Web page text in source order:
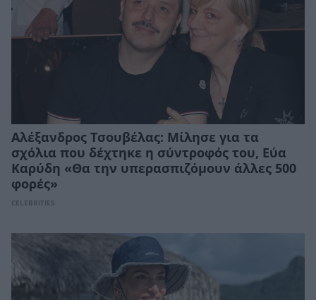
Αλέξανδρος Τσουβέλας: Μίλησε για τα
σχόλια που δέχτηκε η σύντροφός του, Εύα
Καρύδη «Θα την υπερασπιζόμουν άλλες 500
φορές»
CELEBRITIES